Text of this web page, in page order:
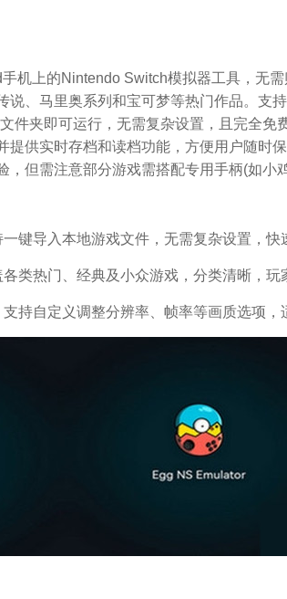
机上的Nintendo Switch模拟器工具，无
说、马里奥系列和宝可梦等热门作品。支
件夹即可运行，无需复杂设置，且完全免
提供实时存档和读档功能，方便用户随时
，但需注意部分游戏需搭配专用手柄(如小
键导入本地游戏文件，无需复杂设置，快
类热门、经典及小众游戏，分类清晰，玩
持自定义调整分辨率、帧率等画质选项，